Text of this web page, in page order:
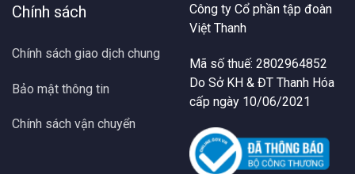
Chính sách
Chính sách giao dịch chung
Bảo mật thông tin
Chính sách vận chuyển
Công ty Cổ phần tập đoàn
Việt Thanh
Mã số thuế: 2802964852
Do Sở KH & ĐT Thanh Hóa
cấp ngày 10/06/2021